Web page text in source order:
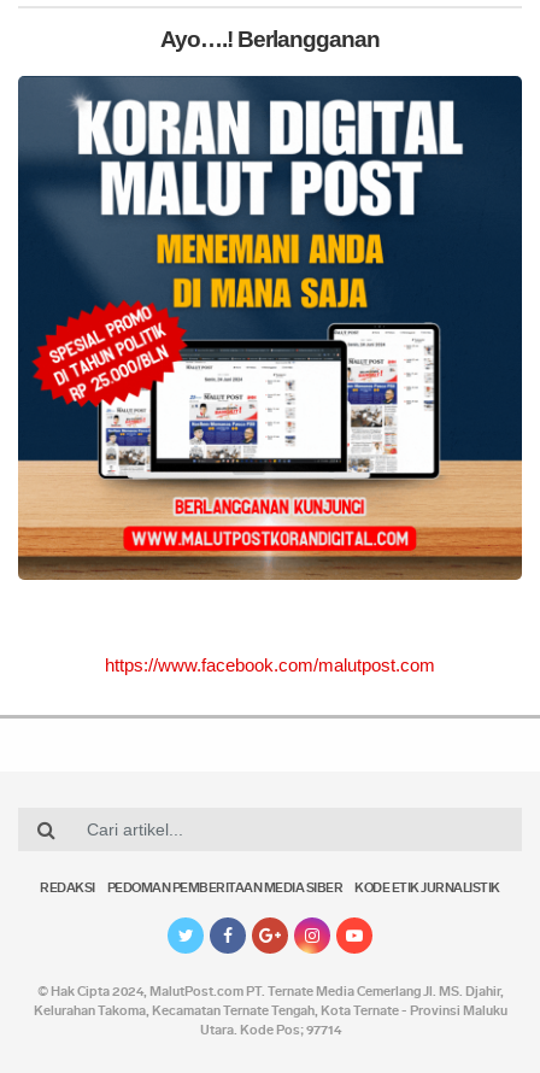
Ayo….! Berlangganan
https://www.facebook.com/malutpost.com
REDAKSI PEDOMAN PEMBERITAAN MEDIA SIBER KODE ETIK JURNALISTIK
© Hak Cipta 2024, MalutPost.comPT. Ternate Media Cemerlang Jl. MS. Djahir,
Kelurahan Takoma, Kecamatan Ternate Tengah, Kota Ternate - Provinsi Maluku
Utara. Kode Pos; 97714